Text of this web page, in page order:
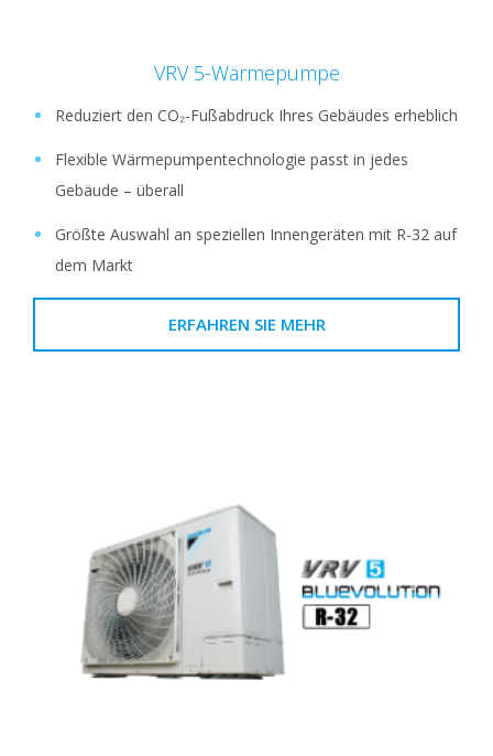
VRV 5-Wärmepumpe
Reduziert den CO₂-Fußabdruck Ihres Gebäudes erheblich
Flexible Wärmepumpentechnologie passt in jedes
Gebäude – überall
Größte Auswahl an speziellen Innengeräten mit R-32 auf
dem Markt
ERFAHREN SIE MEHR